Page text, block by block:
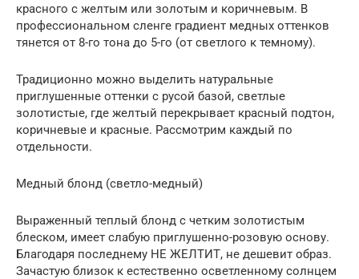
красного с желтым или золотым и коричневым. В
профессиональном сленге градиент медных оттенков
тянется от 8-го тона до 5-го (от светлого к темному).
Традиционно можно выделить натуральные
приглушенные оттенки с русой базой, светлые
золотистые, где желтый перекрывает красный подтон,
коричневые и красные. Рассмотрим каждый по
отдельности.
Медный блонд (светло-медный)
Выраженный теплый блонд с четким золотистым
блеском, имеет слабую приглушенно-розовую основу.
Благодаря последнему НЕ ЖЕЛТИТ, не дешевит образ.
Зачастую близок к естественно осветленному солнцем